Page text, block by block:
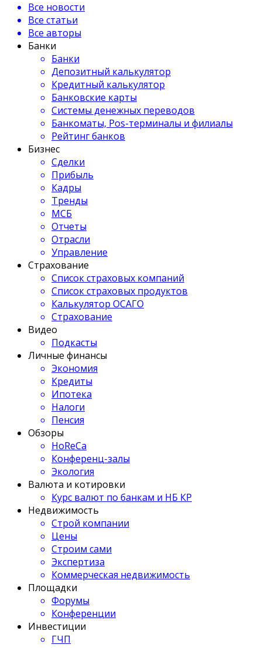
Все новости
Все статьи
Все авторы
Банки
Банки
Депозитный калькулятор
Кредитный калькулятор
Банковские карты
Системы денежных переводов
Банкоматы, Pos-терминалы и филиалы
Рейтинг банков
Бизнес
Сделки
Прибыль
Кадры
Тренды
МСБ
Отчеты
Отрасли
Управление
Страхование
Список страховых компаний
Список страховых продуктов
Калькулятор ОСАГО
Страхование
Видео
Подкасты
Личные финансы
Экономия
Кредиты
Ипотека
Налоги
Пенсия
Обзоры
HoReCa
Конференц-залы
Экология
Валюта и котировки
Курс валют по банкам и НБ КР
Недвижимость
Строй компании
Цены
Строим сами
Экспертиза
Коммерческая недвижимость
Площадки
Форумы
Конференции
Инвестиции
ГЧП